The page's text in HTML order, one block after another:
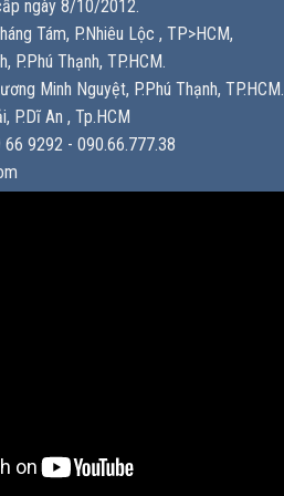
ngày 8/10/2012.
Tám, P.Nhiêu Lộc , TP>HCM,
P.Phú Thạnh, TP.HCM.
Minh Nguyệt, P.Phú Thạnh, TP.HCM.
P.Dĩ An , Tp.HCM
66 9292 - 090.66.777.38